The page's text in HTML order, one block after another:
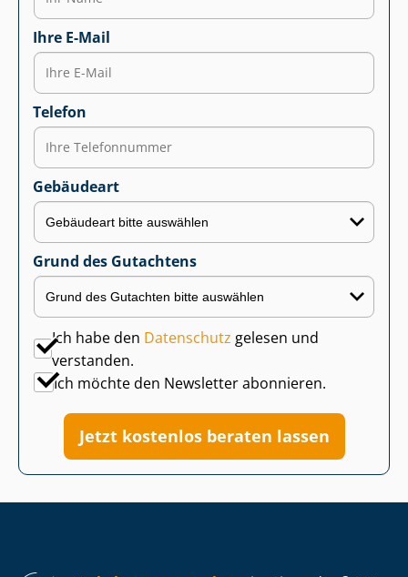
Ihre E-Mail
Telefon
Gebäudeart
Grund des Gutachtens
Ich habe den Datenschutz gelesen und
verstanden.
Ich möchte den Newsletter abonnieren.
Jetzt kostenlos beraten lassen